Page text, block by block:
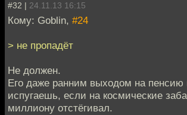
#32 | 24.11.13 16:15
Кому: Goblin, #24
> не пропадёт
Не должен.
Его даже ранним выходом на пенсию
испугаешь, если на космические
миллиону отстёгивал.